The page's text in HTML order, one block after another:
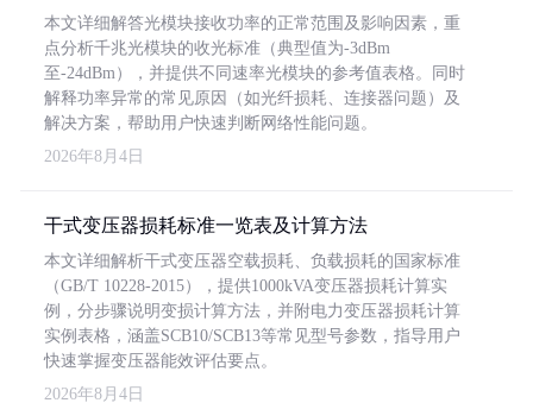
本文详细解答光模块接收功率的正常范围及影响因素，重
点分析千兆光模块的收光标准（典型值为-3dBm
至-24dBm），并提供不同速率光模块的参考值表格。同时
解释功率异常的常见原因（如光纤损耗、连接器问题）及
解决方案，帮助用户快速判断网络性能问题。
2026年8月4日
干式变压器损耗标准一览表及计算方法
本文详细解析干式变压器空载损耗、负载损耗的国家标准
（GB/T 10228-2015），提供1000kVA变压器损耗计算实
例，分步骤说明变损计算方法，并附电力变压器损耗计算
实例表格，涵盖SCB10/SCB13等常见型号参数，指导用户
快速掌握变压器能效评估要点。
2026年8月4日